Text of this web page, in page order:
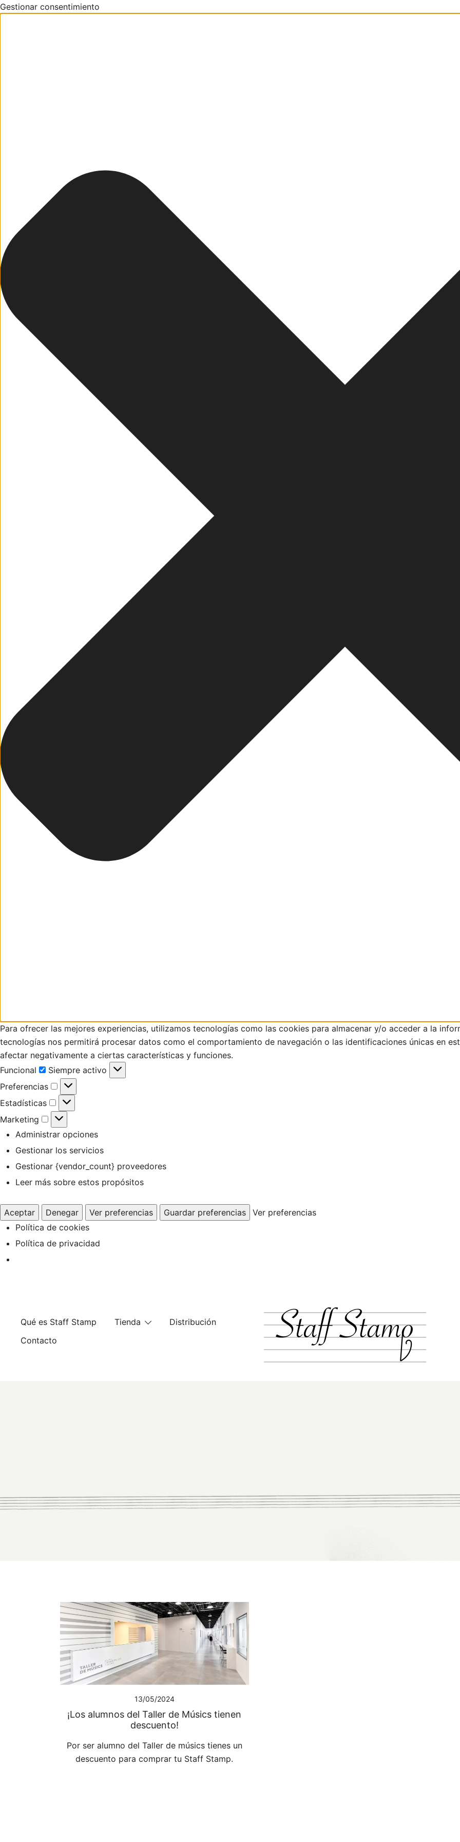
Gestionar consentimiento
Para ofrecer las mejores experiencias, utilizamos tecnologías como las cookies para almacenar y/o acceder a la
tecnologías nos permitirá procesar datos como el comportamiento de navegación o las identificaciones únicas en
afectar negativamente a ciertas características y funciones.
Funcional
Funcional
Siempre activo
Preferencias
Preferencias
Estadísticas
Estadísticas
Marketing
Marketing
Administrar opciones
Gestionar los servicios
Gestionar {vendor_count} proveedores
Leer más sobre estos propósitos
Aceptar Denegar Ver preferencias Guardar preferencias
Ver preferencias
Política de cookies
Política de privacidad
Qué es Staff Stamp Tienda
Distribución
Contacto
13/05/2024
¡Los alumnos del Taller de Músics tienen
descuento!
Por ser alumno del Taller de músics tienes un
descuento para comprar tu Staff Stamp.